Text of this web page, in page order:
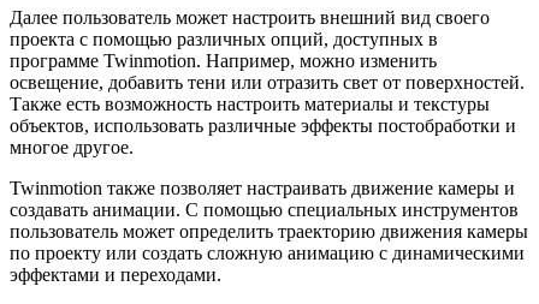
Далее пользователь может настроить внешний вид своего
проекта с помощью различных опций, доступных в
программе Twinmotion. Например, можно изменить
освещение, добавить тени или отразить свет от поверхностей.
Также есть возможность настроить материалы и текстуры
объектов, использовать различные эффекты постобработки и
многое другое.
Twinmotion также позволяет настраивать движение камеры и
создавать анимации. С помощью специальных инструментов
пользователь может определить траекторию движения камеры
по проекту или создать сложную анимацию с динамическими
эффектами и переходами.